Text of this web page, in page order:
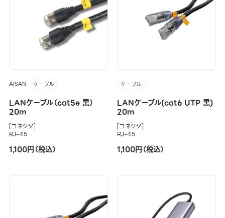
AISAN ケーブル
LANケーブル（cat5e 黒）
20m
[コネクタ]
RJ-45
1,100円（税込）
ケーブル
LANケーブル(cat6 UTP 黒)
20m
[コネクタ]
RJ-45
1,100円（税込）